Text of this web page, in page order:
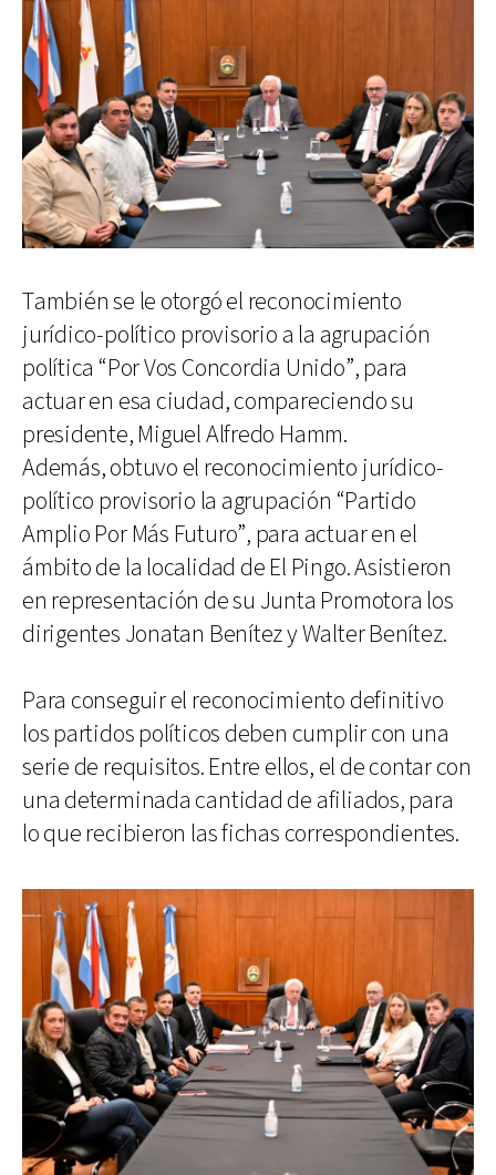
También se le otorgó el reconocimiento
jurídico-político provisorio a la agrupación
política “Por Vos Concordia Unido”, para
actuar en esa ciudad, compareciendo su
presidente, Miguel Alfredo Hamm.
Además, obtuvo el reconocimiento jurídico-
político provisorio la agrupación “Partido
Amplio Por Más Futuro”, para actuar en el
ámbito de la localidad de El Pingo. Asistieron
en representación de su Junta Promotora los
dirigentes Jonatan Benítez y Walter Benítez.
Para conseguir el reconocimiento definitivo
los partidos políticos deben cumplir con una
serie de requisitos. Entre ellos, el de contar con
una determinada cantidad de afiliados, para
lo que recibieron las fichas correspondientes.